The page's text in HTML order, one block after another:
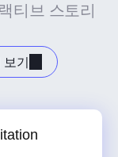
티브 스토리
보기